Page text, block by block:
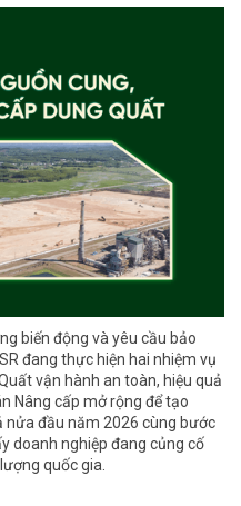
biến động và yêu cầu bảo
đang thực hiện hai nhiệm vụ
vận hành an toàn, hiệu quả
Nâng cấp mở rộng để tạo
nửa đầu năm 2026 cùng bước
doanh nghiệp đang củng cố
quốc gia.